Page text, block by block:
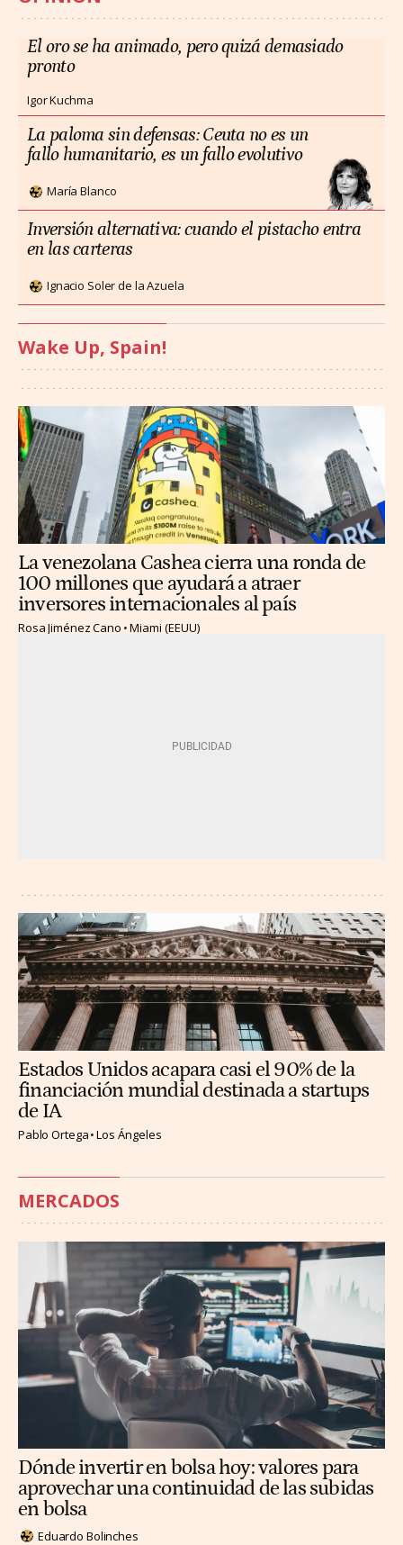
El oro se ha animado, pero quizá demasiado
pronto
Igor Kuchma
La paloma sin defensas: Ceuta no es un
fallo humanitario, es un fallo evolutivo
María Blanco
Inversión alternativa: cuando el pistacho entra
en las carteras
Ignacio Soler de la Azuela
Wake Up, Spain!
La venezolana Cashea cierra una ronda de
100 millones que ayudará a atraer
inversores internacionales al país
Rosa Jiménez Cano Miami (EEUU)
Estados Unidos acapara casi el 90% de la
financiación mundial destinada a startups
de IA
Pablo Ortega Los Ángeles
MERCADOS
Dónde invertir en bolsa hoy: valores para
aprovechar una continuidad de las subidas
en bolsa
Eduardo Bolinches